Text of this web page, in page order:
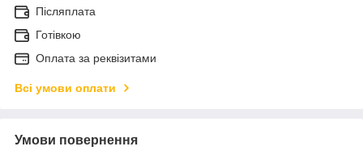
Післяплата
Готівкою
Оплата за реквізитами
Всі умови оплати
Умови повернення